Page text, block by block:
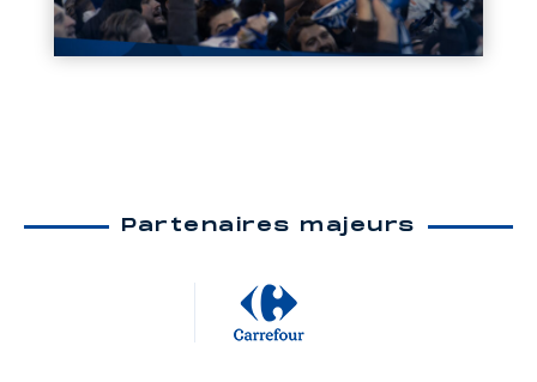
Partenaires majeurs